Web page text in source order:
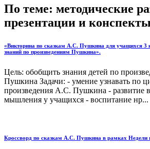
По теме: методические
презентации и конспекты
«Викторина по сказкам А.С. Пушкина для учащихся 3
знаний по произведениям Пушкина».
Цель: обобщить знания детей по
Пушкина Задачи: - умение узнавать по
произведения А.С. Пушкина - развитие
мышления у учащихся - воспитание нр...
Кроссворд по сказкам А.С. Пушкина в рамках